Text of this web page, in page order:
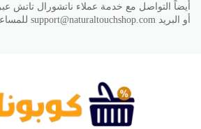
أو البريد support@naturaltouchshop.com للمساعدة.